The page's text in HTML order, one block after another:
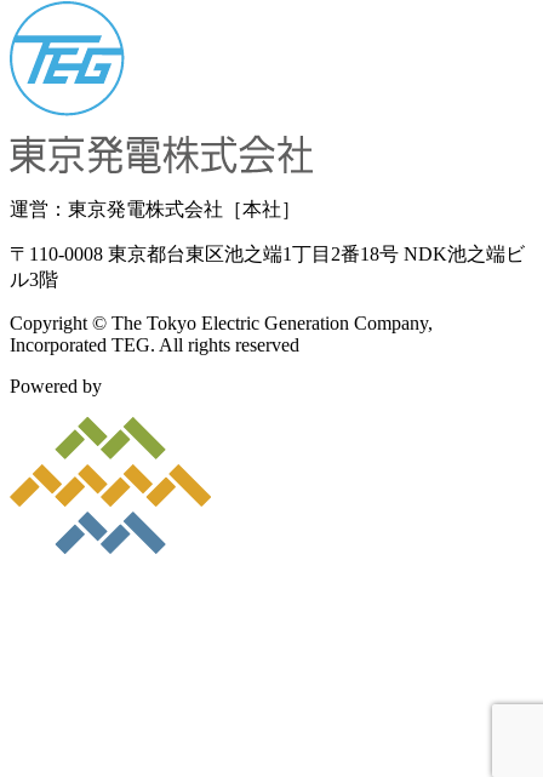
運営：東京発電株式会社［本社］
〒110-0008 東京都台東区池之端1丁目2番18号 NDK池之端ビ
ル3階
Copyright © The Tokyo Electric Generation Company,
Incorporated TEG. All rights reserved
Powered by